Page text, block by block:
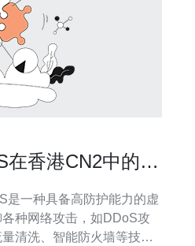
在香港CN2中的应
是一种具备高防护能力的虚
种网络攻击，如DDoS攻
清洗、智能防火墙等技